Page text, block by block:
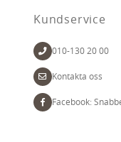
Kundservice
010-130 20 00
Kontakta oss
Facebook: